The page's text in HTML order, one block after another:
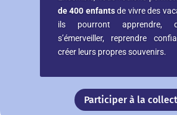
de 400 enfantsde vivre des
ils pourront apprendre,
s’émerveiller, reprendre
créer leurs propres souvenirs.
Participer à la